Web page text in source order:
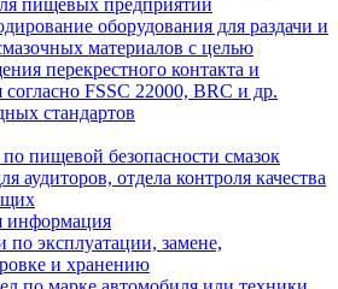
пищевых предприятий
оборудования для раздачи и
материалов с целью
перекрестного контакта и
согласно FSSC 22000, BRC и др.
стандартов
пищевой безопасности смазок
аудиторов, отдела контроля качества
информация
по эксплуатации, замене,
и хранению